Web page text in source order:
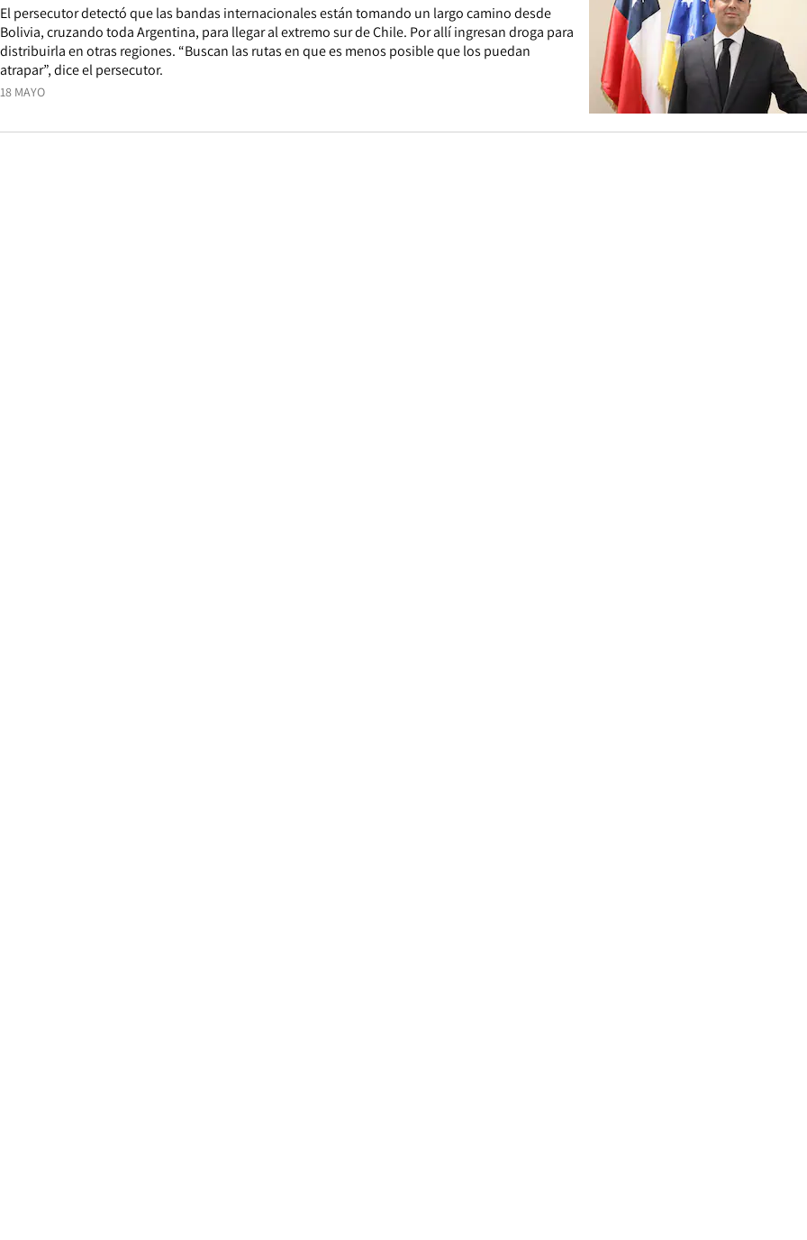
18 MAYO
El persecutor detectó que las bandas internacionales están tomando un largo camino desde
Bolivia, cruzando toda Argentina, para llegar al extremo sur de Chile. Por allí ingresan droga para
distribuirla en otras regiones. “Buscan las rutas en que es menos posible que los puedan
atrapar”, dice el persecutor.